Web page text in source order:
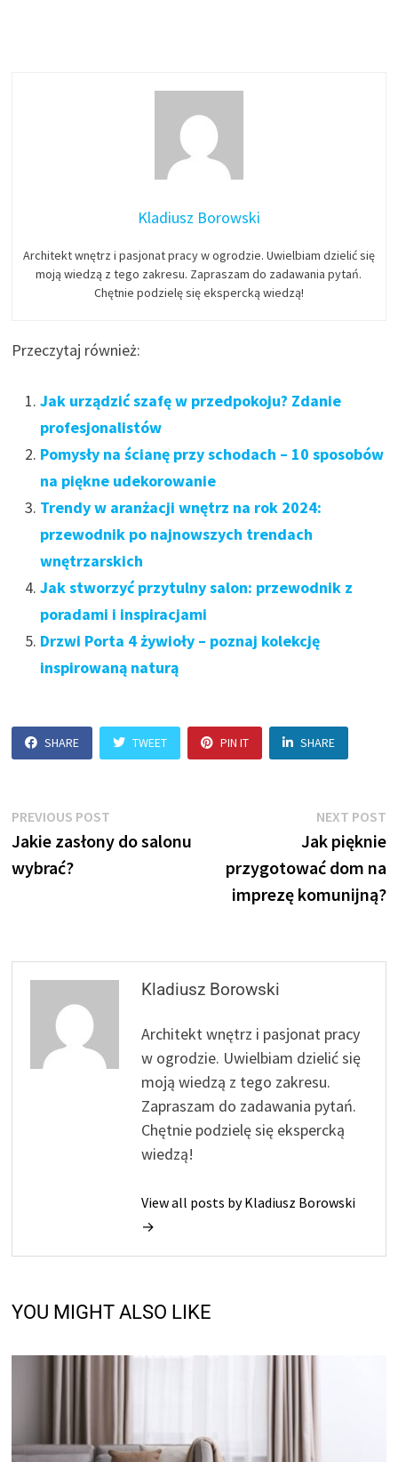
Kladiusz Borowski
Architekt wnętrz i pasjonat pracy w ogrodzie. Uwielbiam dzielić się
moją wiedzą z tego zakresu. Zapraszam do zadawania pytań.
Chętnie podzielę się ekspercką wiedzą!
Przeczytaj również:
Jak urządzić szafę w przedpokoju? Zdanie
profesjonalistów
Pomysły na ścianę przy schodach – 10 sposobów
na piękne udekorowanie
Trendy w aranżacji wnętrz na rok 2024:
przewodnik po najnowszych trendach
wnętrzarskich
Jak stworzyć przytulny salon: przewodnik z
poradami i inspiracjami
Drzwi Porta 4 żywioły – poznaj kolekcję
inspirowaną naturą
SHARE TWEET PIN IT SHARE
Nawigacja
wpisu
PREVIOUS POST
post:
Jakie zasłony do salonu
wybrać?
NEXT POST
Jak pięknie
przygotować dom na
imprezę komunijną?
Kladiusz Borowski
Architekt wnętrz i pasjonat pracy
w ogrodzie. Uwielbiam dzielić się
moją wiedzą z tego zakresu.
Zapraszam do zadawania pytań.
Chętnie podzielę się ekspercką
wiedzą!
View all posts by Kladiusz Borowski
→
YOU MIGHT ALSO LIKE